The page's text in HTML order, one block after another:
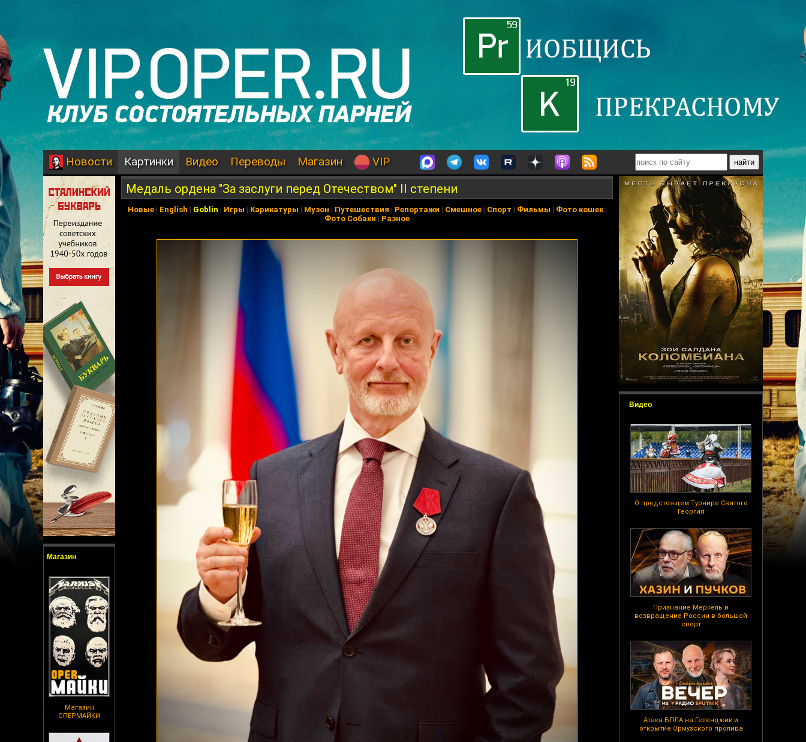
Новости Картинки Видео Переводы Магазин VIP
Магазин
Магазин
ОПЕРМАЙКИ
Видео
О предстоящем Турнире Святого
Георгия
Признание Меркель и
возвращение России в большой
спорт
Атака БПЛА на Геленджик и
открытие Ормузского пролива
Медаль ордена "За заслуги перед Отечеством" II степени
Новые| English | Goblin | Игры | Карикатуры | Музон | Путешествия | Репортажи | Смешное| Спорт | Фильмы | Фото кошек|
Фото Собаки | Разное